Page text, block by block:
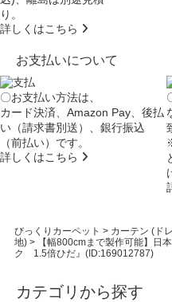
り。
詳しくはこちら
お支払いについて
〇お支払い方法は、
カード決済、Amazon Pay、後払
い（請求書別送）、銀行振込
（前払い）です。
詳しくはこちら
びっくりカーペット > カーテン (ド
地)>
【幅800cmまで製作可能】
ク 1.5倍ひだ』(ID:169012787)
カテゴリから探す